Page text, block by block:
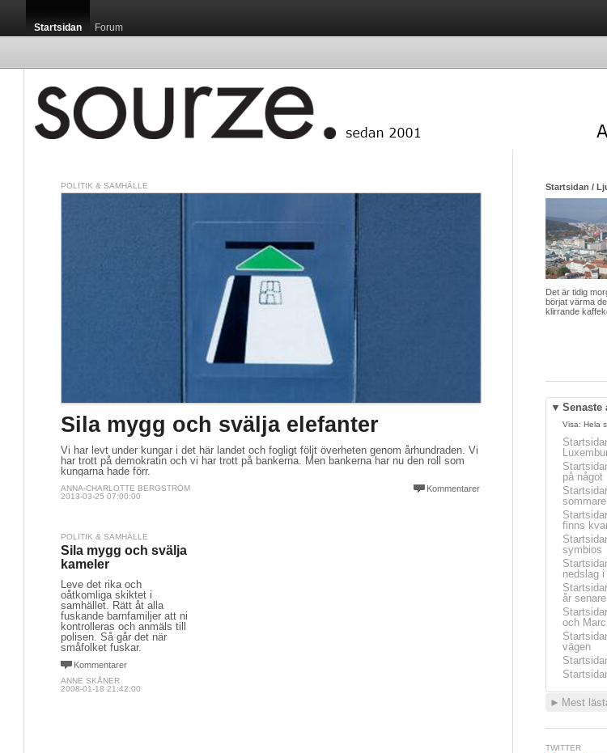
Startsidan Forum
POLITIK & SAMHÄLLE
Sila mygg och svälja elefanter
Vi har levt under kungar i det här landet och fogligt följt överheten genom århundraden. Vi
har trott på demokratin och vi har trott på bankerna. Men bankerna har nu den roll som
kungarna hade förr.
Kommentarer
ANNA-CHARLOTTE BERGSTRÖM
2013-03-25 07:00:00
POLITIK & SAMHÄLLE
Sila mygg och svälja
kameler
Leve det rika och
oåtkomliga skiktet i
samhället. Rätt åt alla
fuskande barnfamiljer att ni
kontrolleras och anmäls till
polisen. Så går det när
småfolket fuskar.
Kommentarer
ANNE SKÅNER
2008-01-18 21:42:00
Startsidan /
Det är tidig
börjat värma
klirrande
▼ Senaste
Visa: Hela
på något
finns
symbios
nedslag
år senare
och
vägen
► Mest
TWITTER